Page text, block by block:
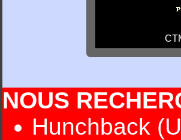
NOUS
Hunchback